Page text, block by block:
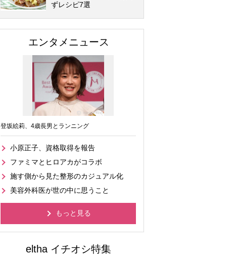
ずレシピ7選
エンタメニュース
登坂絵莉、4歳長男とランニング
小原正子、資格取得を報告
ファミマとヒロアカがコラボ
施す側から見た整形のカジュアル化
美容外科医が世の中に思うこと
もっと見る